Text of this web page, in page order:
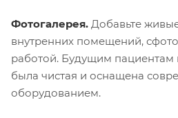
Фотогалерея. Добавьте
внутренних помещений,
работой. Будущим пациентам
была чистая и оснащена
оборудованием.